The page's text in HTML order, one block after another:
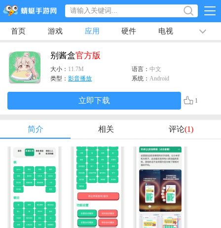
首页 游戏 应用 硬件 电视 排行榜
别酱盒官方版
大小： 11.7M 语言： 中文
类型： 影音播放 系统： Android
立即下载 1
简介 相关 评论(1)